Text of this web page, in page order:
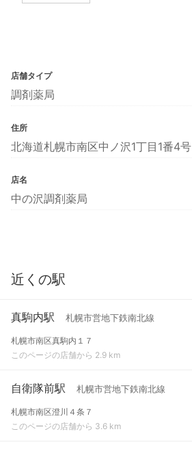
店舗タイプ
調剤薬局
住所
北海道札幌市南区中ノ沢1丁目1番4号
店名
中の沢調剤薬局
近くの駅
真駒内駅 札幌市営地下鉄南北線
札幌市南区真駒内１７
このページの店舗から 2.9 km
自衛隊前駅 札幌市営地下鉄南北線
札幌市南区澄川４条７
このページの店舗から 3.6 km